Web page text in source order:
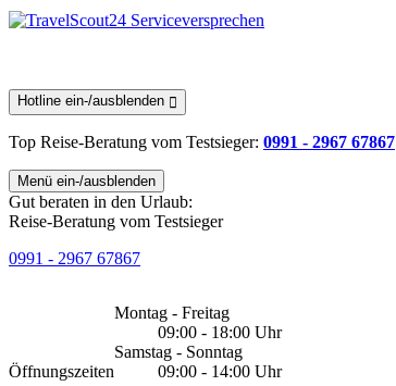
Hotline ein-/ausblenden
Top Reise-Beratung vom Testsieger: 0991 - 2967 67867
Menü ein-/ausblenden
Gut beraten in den Urlaub:
Reise-Beratung vom Testsieger
0991 - 2967 67867
Öffnungszeiten
Montag - Freitag
09:00 - 18:00 Uhr
Samstag - Sonntag
09:00 - 14:00 Uhr